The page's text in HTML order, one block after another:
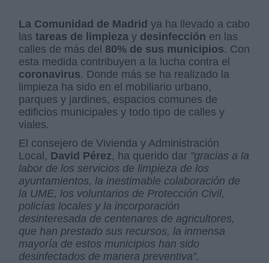
La Comunidad de Madrid ya ha llevado a cabo
lastareas de limpieza y desinfección en las
calles de más del 80% de sus municipios. Con
esta medida contribuyen a la lucha contra el
coronavirus. Donde más se ha realizado la
limpieza ha sido en el mobiliario urbano,
parques y jardines, espacios comunes de
edificios municipales y todo tipo de calles y
viales.
El consejero de Vivienda y Administración
Local, David Pérez, ha querido dar "gracias a la
labor de los servicios de limpieza de los
ayuntamientos, la inestimable colaboración de
la UME, los voluntarios de Protección Civil,
policías locales y la incorporación
desinteresada de centenares de agricultores,
que han prestado sus recursos, la inmensa
mayoría de estos municipios han sido
desinfectados de manera preventiva”.